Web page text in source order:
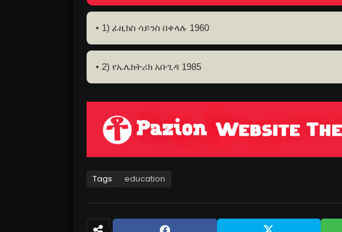
1) ፊዚክስ ሳይንስ በቀላሉ 1960
2) የኤሌክትሪክ አቡጊዳ 1985
Tags education